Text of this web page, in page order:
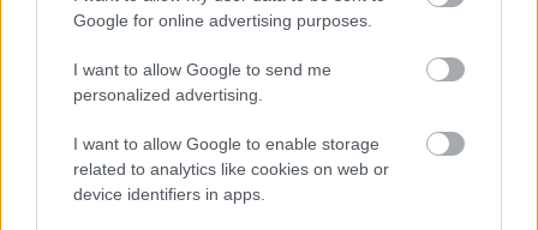
Google for online advertising purposes.
I want to allow Google to send me
personalized advertising.
I want to allow Google to enable storage
related to analytics like cookies on web or
device identifiers in apps.
(lesión muscular).
Estos jugadores son duda: Miazga (COVID-19).
defensa tras cumplir sanción. La derrota de Vallecas puede
hacer que Calleja vuelva al 4-2-3-1 con Joselu como único
delantero. Manu García puede entrar por Toni Moya en el